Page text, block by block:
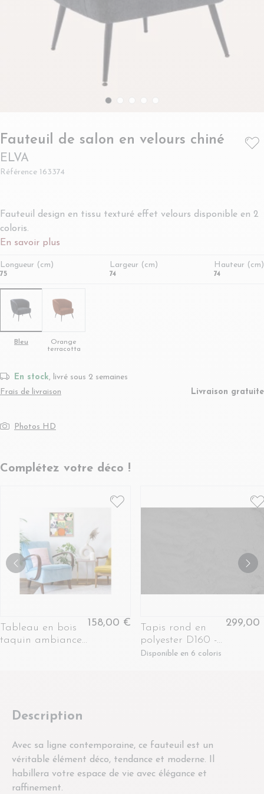
Fauteuil de salon en velours chiné -
ELVA
Référence 163374
Fauteuil design en tissu texturé effet velours disponible en 2
coloris.
En savoir plus
Longueur (cm)
75
Largeur (cm)
74
Hauteur (cm)
74
Bleu
Orange
terracotta
En stock, livré sous 2 semaines
Frais de livraison
Livraison gratuite
Photos HD
Complétez votre déco !
Tableau en bois
taquin ambiance
158,00 €
Tapis rond en
polyester D160 -
CIMES
Disponible en 6 coloris
299,00
Description
Avec sa ligne contemporaine, ce fauteuil est un
véritable élément déco, tendance et moderne. Il
habillera votre espace de vie avec élégance et
raffinement.